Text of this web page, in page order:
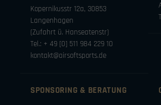
Kopernikusstr 12a, 30853
Langenhagen
(Zufahrt ü. Hanseatenstr)
Tel.: + 49 [0] 511 984 229 10
kontakt@airsoftsports.de
SPONSORING & BERATUNG